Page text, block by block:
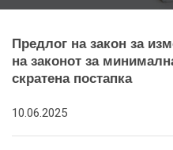
Предлог на закон за
на законот за
скратена постапка
10.06.2025